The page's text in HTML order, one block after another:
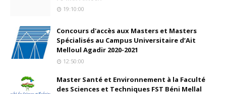
19:10:00
Concours d'accès aux Masters et Masters
Spécialisés au Campus Universitaire d’Ait
Melloul Agadir 2020-2021
12:50:00
Master Santé et Environnement à la Faculté
des Sciences et Techniques FST Béni Mellal